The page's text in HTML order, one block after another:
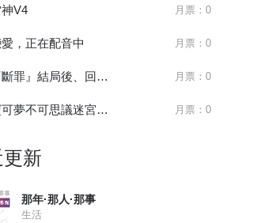
魂兽濒临... 魔族强势，在人类即将...
V4 月票：0
，正在配音中 月票：0
『斷罪』結局後、回想起前世的我想和丈夫好好生活！ - 悠十 羽賀りん 月票：0
寶可夢不可思議迷宮——夢之指引 月票：0
新
那年·那人·那事
生活